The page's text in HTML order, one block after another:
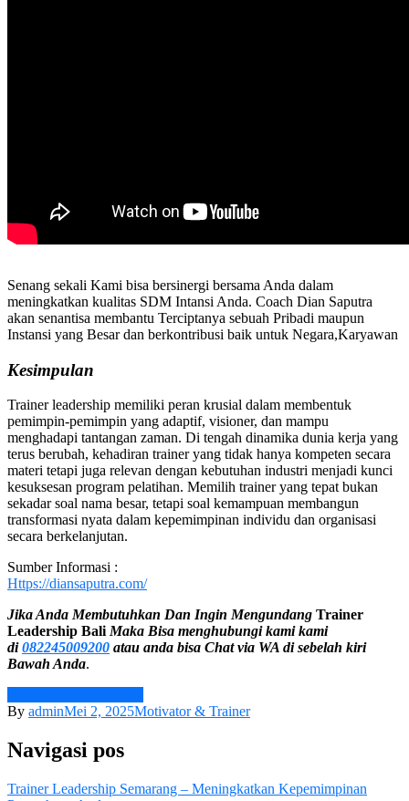
Senang sekali Kami bisa bersinergi bersama Anda dalam
meningkatkan kualitas SDM Intansi Anda. Coach Dian Saputra
akan senantisa membantu Terciptanya sebuah Pribadi maupun
Instansi yang Besar dan berkontribusi baik untuk Negara,Karyawan
Kesimpulan
Trainer leadership memiliki peran krusial dalam membentuk
pemimpin-pemimpin yang adaptif, visioner, dan mampu
menghadapi tantangan zaman. Di tengah dinamika dunia kerja yang
terus berubah, kehadiran trainer yang tidak hanya kompeten secara
materi tetapi juga relevan dengan kebutuhan industri menjadi kunci
kesuksesan program pelatihan. Memilih trainer yang tepat bukan
sekadar soal nama besar, tetapi soal kemampuan membangun
transformasi nyata dalam kepemimpinan individu dan organisasi
secara berkelanjutan.
Sumber Informasi :
Https://diansaputra.com/
Jika Anda Membutuhkan Dan Ingin Mengundang Trainer
Leadership Bali Maka Bisa menghubungi kami kami
di082245009200 atau anda bisa Chat via WA di sebelah kiri
Bawah Anda.
By adminMei 2, 2025Motivator & Trainer
Navigasi pos
Trainer Leadership Semarang – Meningkatkan Kepemimpinan